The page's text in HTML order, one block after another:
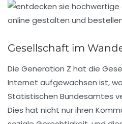
Gesellschaft im
Die Generation Z hat die
Internet aufgewachsen ist,
Statistischen Bundesamtes
Dies hat nicht nur ihren